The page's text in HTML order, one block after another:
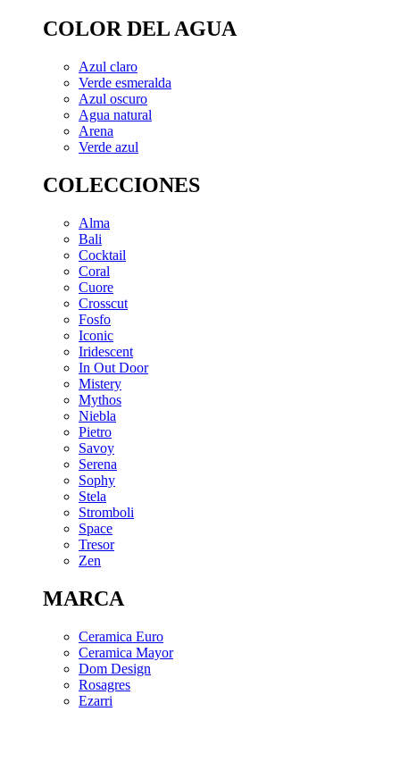
COLOR DEL AGUA
Azul claro
Verde esmeralda
Azul oscuro
Agua natural
Arena
Verde azul
COLECCIONES
Alma
Bali
Cocktail
Coral
Cuore
Crosscut
Fosfo
Iconic
Iridescent
In Out Door
Mistery
Mythos
Niebla
Pietro
Savoy
Serena
Sophy
Stela
Stromboli
Space
Tresor
Zen
MARCA
Ceramica Euro
Ceramica Mayor
Dom Design
Rosagres
Ezarri